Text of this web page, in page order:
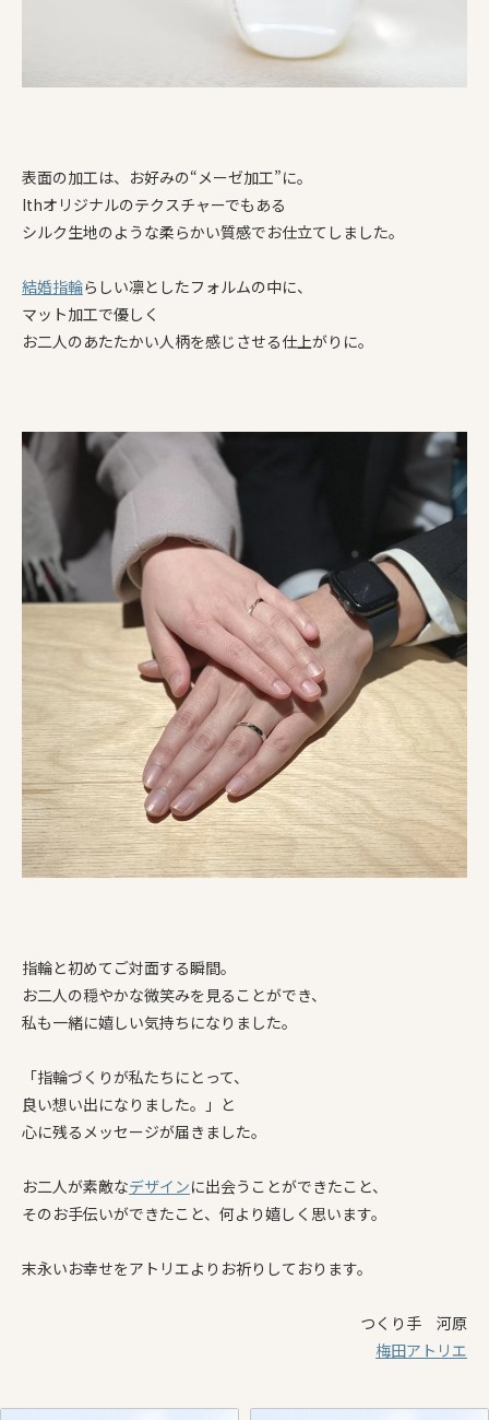
表面の加工は、お好みの“メーゼ加工”に。
Ithオリジナルのテクスチャーでもある
シルク生地のような柔らかい質感でお仕立てしました。
結婚指輪らしい凛としたフォルムの中に、
マット加工で優しく
お二人のあたたかい人柄を感じさせる仕上がりに。
指輪と初めてご対面する瞬間。
お二人の穏やかな微笑みを見ることができ、
私も一緒に嬉しい気持ちになりました。
「指輪づくりが私たちにとって、
良い想い出になりました。」と
心に残るメッセージが届きました。
お二人が素敵なデザインに出会うことができたこと、
そのお手伝いができたこと、何より嬉しく思います。
末永いお幸せをアトリエよりお祈りしております。
つくり手 河原
梅田アトリエ